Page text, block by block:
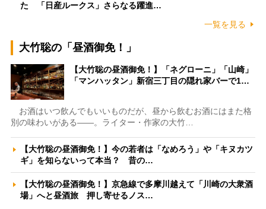
た 「日産ルークス」さらなる躍進…
一覧を見る
大竹聡の「昼酒御免！」
【大竹聡の昼酒御免！】「ネグローニ」「山崎」
「マンハッタン」新宿三丁目の隠れ家バーで1…
お酒はいつ飲んでもいいものだが、昼から飲むお酒にはまた格
別の味わいがある――。ライター・作家の大竹…
【大竹聡の昼酒御免！】今の若者は「なめろう」や「キヌカツ
ギ」を知らないって本当？ 昔の…
【大竹聡の昼酒御免！】京急線で多摩川越えて「川崎の大衆酒
場」へと昼酒旅 押し寄せるノス…